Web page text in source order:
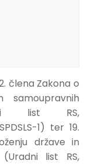
člena Zakona o
samoupravnih
list RS,
1) ter 19.
države in
list RS,